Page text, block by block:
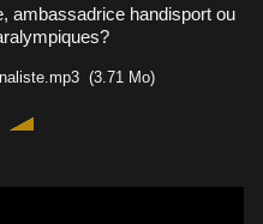
ambassadrice handisport ou
(3.71 Mo)